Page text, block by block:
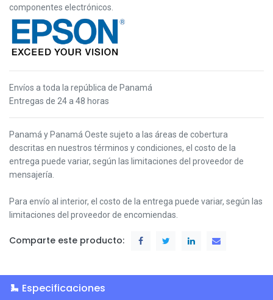
componentes electrónicos.
Envíos a toda la república de Panamá
Entregas de 24 a 48 horas
Panamá y Panamá Oeste sujeto a las áreas de cobertura
descritas en nuestros términos y condiciones, el costo de la
entrega puede variar, según las limitaciones del proveedor de
mensajería.
Para envío al interior, el costo de la entrega puede variar, según las
limitaciones del proveedor de encomiendas.
Comparte este producto:
Especificaciones